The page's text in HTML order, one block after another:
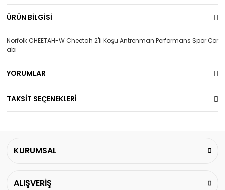
ÜRÜN BİLGİSİ
Norfolk CHEETAH-W Cheetah 2'li Koşu Antrenman Performans Spor Çor
abı
YORUMLAR
TAKSİT SEÇENEKLERİ
KURUMSAL
ALIŞVERİŞ